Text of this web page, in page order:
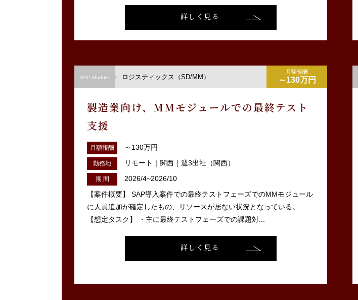
詳しく見る
SAP Module ロジスティックス（SD/MM）
月額報酬
～130万円
製造業向け、MMモジュールでの最終テスト
支援
月額報酬 ～130万円
勤務地 リモート｜関西｜週3出社（関西）
期 間
2026/4~2026/10
【案件概要】 SAP導入案件での最終テストフェーズでのMMモジュール
に人員追加が確定したもの、リソースが居ない状況となっている。
【想定タスク】 ・主に最終テストフェーズでの課題対...
詳しく見る